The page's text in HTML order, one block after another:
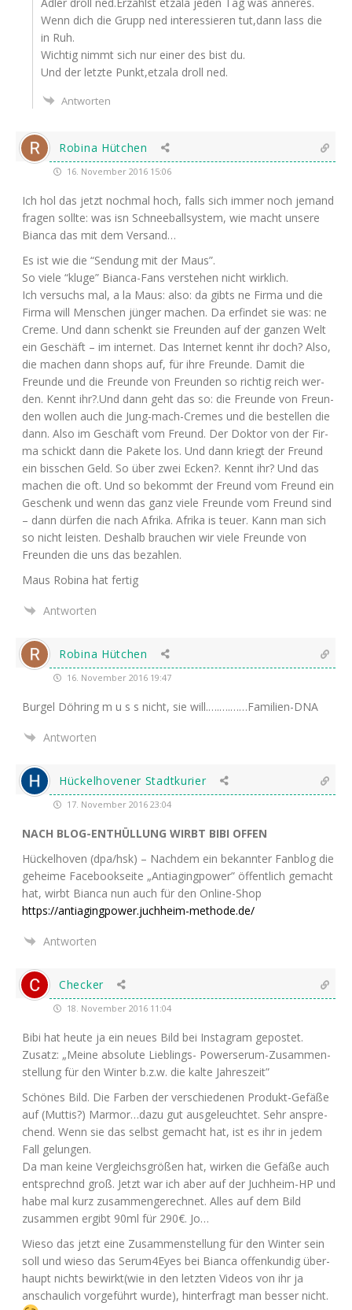
Wenn dich die Grupp ned inter­es­sie­ren tut,dann lass die
in Ruh.
Wich­tig nimmt sich nur einer des bist du.
Und der letz­te Punkt,etzala droll ned.
Antworten
Robina Hütchen
16. November 2016 15:06
Ich hol das jetzt noch­mal hoch, falls sich immer noch jemand
fra­gen soll­te: was isn Schnee­ball­sys­tem, wie macht unse­re
Bian­ca das mit dem Versand…
Es ist wie die “Sen­dung mit der Maus”.
So vie­le “klu­ge” Bian­ca-Fans ver­ste­hen nicht wirklich.
Ich ver­suchs mal, a la Maus: also: da gibts ne Fir­ma und die
Fir­ma will Men­schen jün­ger machen. Da erfin­det sie was: ne
Creme. Und dann schenkt sie Freun­den auf der gan­zen Welt
ein Geschäft – im inter­net. Das Inter­net kennt ihr doch? Also,
die machen dann shops auf, für ihre Freun­de. Damit die
Freun­de und die Freun­de von Freun­den so rich­tig reich wer­
den. Kennt ihr?.Und dann geht das so: die Freun­de von Freun­
den wol­len auch die Jung-mach-Cremes und die bestel­len die
dann. Also im Geschäft vom Freund. Der Dok­tor von der Fir­
ma schickt dann die Pake­te los. Und dann kriegt der Freund
ein biss­chen Geld. So über zwei Ecken?. Kennt ihr? Und das
machen die oft. Und so bekommt der Freund vom Freund ein
Geschenk und wenn das ganz vie­le Freun­de vom Freund sind
– dann dür­fen die nach Afri­ka. Afri­ka is teu­er. Kann man sich
so nicht leis­ten. Des­halb brau­chen wir vie­le Freun­de von
Freun­den die uns das bezahlen.
Maus Robi­na hat fertig
Antworten
Robina Hütchen
16. November 2016 19:47
Bur­gel Döh­ring m u s s nicht, sie will.….….……Familien-DNA
Antworten
Hückelhovener Stadtkurier
17. November 2016 23:04
NACH BLOG-ENTHÜLLUNG WIRBT BIBI OFFEN
Hückel­ho­ven (dpa/hsk) – Nach­dem ein bekann­ter Fan­blog die
gehei­me Face­book­sei­te „Antia­ging­power” öffent­lich gemacht
hat, wirbt Bian­ca nun auch für den Online-Shop
https://antiagingpower.juchheim-methode.de/
Antworten
Checker
18. November 2016 11:04
Bibi hat heu­te ja ein neu­es Bild bei Insta­gram gepos­tet.
Zusatz: „Mei­ne abso­lu­te Lieb­lings- Power­se­rum-Zusam­men­
stel­lung für den Win­ter b.z.w. die kal­te Jahreszeit”
Schö­nes Bild. Die Far­ben der ver­schie­de­nen Pro­dukt-Gefä­ße
auf (Mut­tis?) Marmor…dazu gut aus­ge­leuch­tet. Sehr anspre­
chend. Wenn sie das selbst gemacht hat, ist es ihr in jedem
Fall gelungen.
Da man kei­ne Ver­gleichs­grö­ßen hat, wir­ken die Gefä­ße auch
ent­sprech­nd groß. Jetzt war ich aber auf der Juch­heim-HP und
habe mal kurz zusam­men­ge­rech­net. Alles auf dem Bild
zusam­men ergibt 90ml für 290€. Jo…
Wie­so das jetzt eine Zusam­men­stel­lung für den Win­ter sein
soll und wie­so das Serum4Eyes bei Bian­ca offen­kun­dig über­
haupt nichts bewirkt(wie in den letz­ten Vide­os von ihr ja
anschau­lich vor­ge­führt wur­de), hin­ter­fragt man bes­ser nicht.